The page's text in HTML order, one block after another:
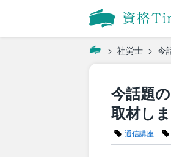
社労士 今
今話題
取材し
通信講座